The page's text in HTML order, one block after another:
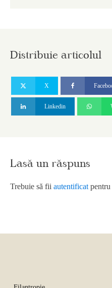
Distribuie articolul
X
Linkedin
Lasă un răspuns
Trebuie să fii autentificat